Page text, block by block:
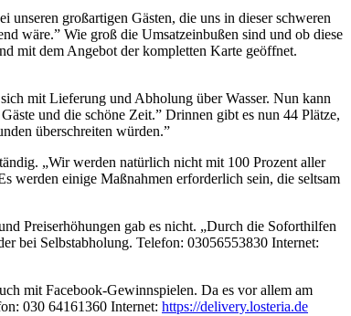
großartigen Gästen, die uns in dieser schweren
wäre.” Wie groß die Umsatzeinbußen sind und ob diese
mit dem Angebot der kompletten Karte geöffnet.
mit Lieferung und Abholung über Wasser. Nun kann
und die schöne Zeit.” Drinnen gibt es nun 44 Plätze,
überschreiten würden.”
„Wir werden natürlich nicht mit 100 Prozent aller
werden einige Maßnahmen erforderlich sein, die seltsam
Preiserhöhungen gab es nicht. „Durch die Soforthilfen
bei Selbstabholung. Telefon: 03056553830 Internet:
mit Facebook-Gewinnspielen. Da es vor allem am
030 64161360 Internet: https://delivery.losteria.de